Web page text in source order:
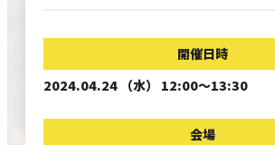
開催日時
2024.04.24 （水） 12:00～13:30
会場